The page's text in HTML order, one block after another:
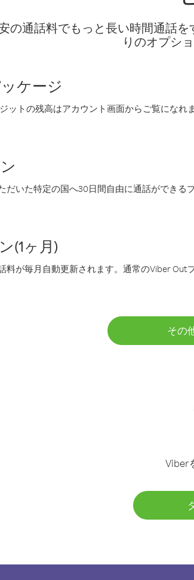
の通話料でもっと長い時間通話
りのオプシ
ケージ
ットの残高はアカウント画面からご覧にな
だいた特定の国へ30日間自由に通話ができ
(1ヶ月)
料が毎月自動更新されます。通常のViber Out
その
Viber